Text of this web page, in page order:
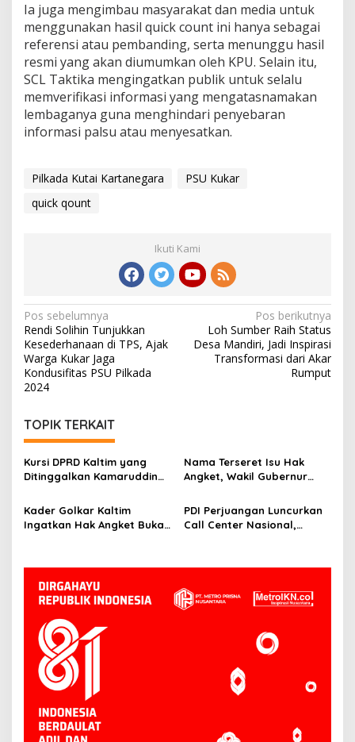
Ia juga mengimbau masyarakat dan media untuk
menggunakan hasil quick count ini hanya sebagai
referensi atau pembanding, serta menunggu hasil
resmi yang akan diumumkan oleh KPU. Selain itu,
SCL Taktika mengingatkan publik untuk selalu
memverifikasi informasi yang mengatasnamakan
lembaganya guna menghindari penyebaran
informasi palsu atau menyesatkan.
Pilkada Kutai Kartanegara
PSU Kukar
quick qount
Ikuti Kami
Navigasi
pos
Pos sebelumnya
Rendi Solihin Tunjukkan
Kesederhanaan di TPS, Ajak
Warga Kukar Jaga
Kondusifitas PSU Pilkada
2024
Pos berikutnya
Loh Sumber Raih Status
Desa Mandiri, Jadi Inspirasi
Transformasi dari Akar
Rumput
TOPIK TERKAIT
Kursi DPRD Kaltim yang
Ditinggalkan Kamaruddin
Diparipurnakan, DPRD
Kaltim Tunggu Surat Resmi
NasDem
Nama Terseret Isu Hak
Angket, Wakil Gubernur
DPRD
Kader Golkar Kaltim
Ingatkan Hak Angket Bukan
PDI Perjuangan Luncurkan
Call Center Nasional,
Keluhan